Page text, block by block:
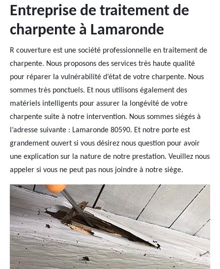
Entreprise de traitement de
charpente à Lamaronde
R couverture est une société professionnelle en traitement de
charpente. Nous proposons des services très haute qualité
pour réparer la vulnérabilité d’état de votre charpente. Nous
sommes très ponctuels. Et nous utilisons également des
matériels intelligents pour assurer la longévité de votre
charpente suite à notre intervention. Nous sommes siégés à
l’adresse suivante : Lamaronde 80590. Et notre porte est
grandement ouvert si vous désirez nous question pour avoir
une explication sur la nature de notre prestation. Veuillez nous
appeler si vous ne peut pas nous joindre à notre siège.